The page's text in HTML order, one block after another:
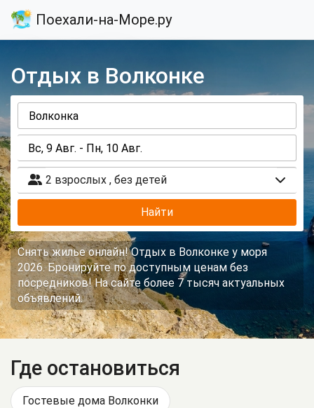
Поехали-на-Море.ру
Отдых в Волконке
2 взрослых , без детей
Найти
Снять жилье онлайн! Отдых в Волконке у моря
2026. Бронируйте по доступным ценам без
посредников! На сайте более 7 тысяч актуальных
объявлений.
Где остановиться
Гостевые дома Волконки